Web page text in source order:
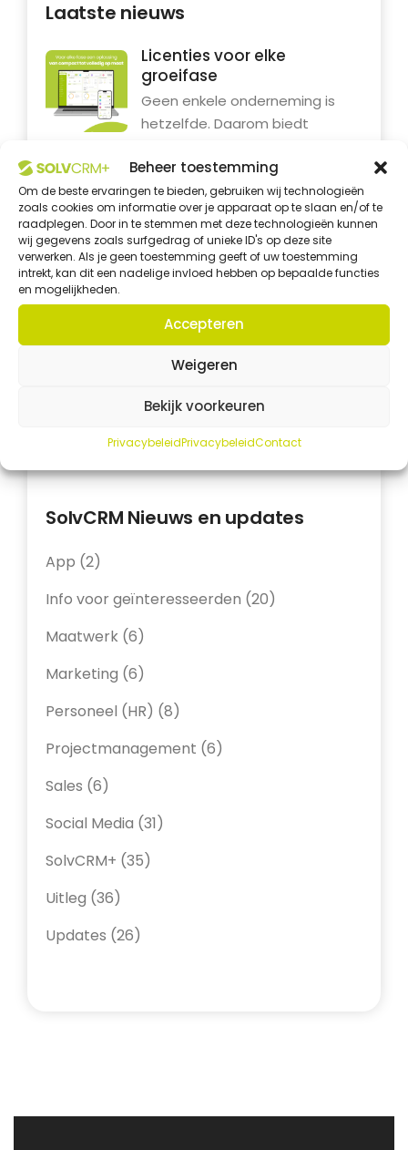
Beheer toestemming
Om de beste ervaringen te bieden, gebruiken wij technologieën
zoals cookies om informatie over je apparaat op te slaan en/of te
raadplegen. Door in te stemmen met deze technologieën kunnen
wij gegevens zoals surfgedrag of unieke ID's op deze site
verwerken. Als je geen toestemming geeft of uw toestemming
intrekt, kan dit een nadelige invloed hebben op bepaalde functies
en mogelijkheden.
Accepteren
Weigeren
Bekijk voorkeuren
PrivacybeleidPrivacybeleidContact
Laatste nieuws
Licenties voor elke
groeifase
Geen enkele onderneming is
hetzelfde. Daarom biedt
aansluit...
SolvCRM+ webinar
Werk je nog met losse
spreadsheets, verschillende
CRM altijd binnen
Je werk stopt niet wanneer je
je...
SolvCRM Nieuws en updates
App (2)
Info voor geïnteresseerden (20)
Maatwerk (6)
Marketing (6)
Personeel (HR) (8)
Projectmanagement (6)
Sales (6)
Social Media (31)
SolvCRM+ (35)
Uitleg (36)
Updates (26)